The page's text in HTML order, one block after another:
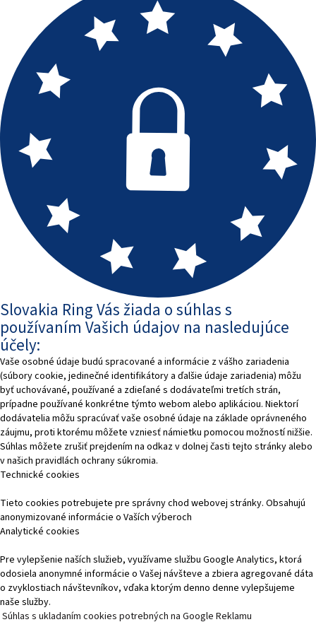
Slovakia Ring Vás žiada o súhlas s
používaním Vašich údajov na nasledujúce
účely:
Vaše osobné údaje budú spracované a informácie z vášho zariadenia
(súbory cookie, jedinečné identifikátory a ďalšie údaje zariadenia) môžu
byť uchovávané, používané a zdieľané s dodávateľmi tretích strán,
prípadne používané konkrétne týmto webom alebo aplikáciou. Niektorí
dodávatelia môžu spracúvať vaše osobné údaje na základe oprávneného
záujmu, proti ktorému môžete vzniesť námietku pomocou možností nižšie.
Súhlas môžete zrušiť prejdením na odkaz v dolnej časti tejto stránky alebo
v našich pravidlách ochrany súkromia.
Technické cookies
Tieto cookies potrebujete pre správny chod webovej stránky. Obsahujú
anonymizované informácie o Vaších výberoch
Analytické cookies
Pre vylepšenie naších služieb, využívame službu Google Analytics, ktorá
odosiela anonymné informácie o Vašej návšteve a zbiera agregované dáta
o zvyklostiach návštevníkov, vďaka ktorým denno denne vylepšujeme
naše služby.
Súhlas s ukladaním cookies potrebných na Google Reklamu